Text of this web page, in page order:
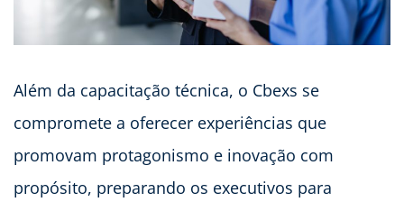
Além da capacitação técnica, o Cbexs se
compromete a oferecer experiências que
promovam protagonismo e inovação com
propósito, preparando os executivos para